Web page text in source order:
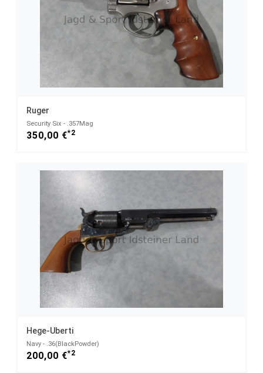
Ruger
Security Six - .357Mag
350,00 €*2
Hege-Uberti
Navy - .36(BlackPowder)
200,00 €*2